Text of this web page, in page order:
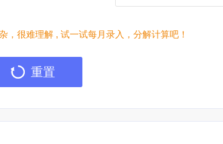
，很难理解 , 试一试每月录入，分解计算吧！
重置